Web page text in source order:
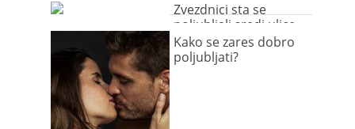
Zvezdnici sta se
poljubljali sredi ulice
Kako se zares dobro
poljubljati?